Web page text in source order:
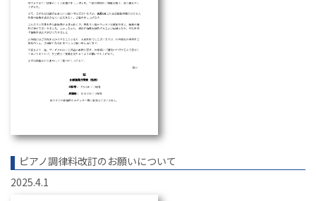
ピアノ調律料改訂のお願いについて
2025.4.1